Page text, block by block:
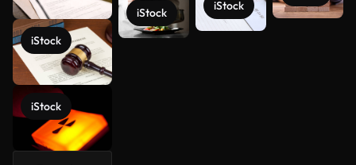
iStock
iStock
iStock
iStock